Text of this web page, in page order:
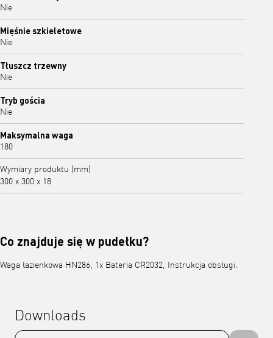
Nie
Mięśnie szkieletowe
Nie
Tłuszcz trzewny
Nie
Tryb gościa
Nie
Maksymalna waga
180
Wymiary produktu (mm)
300 x 300 x 18
Co znajduje się w pudełku?
Waga łazienkowa HN286, 1x Bateria CR2032, Instrukcja obsługi.
Downloads